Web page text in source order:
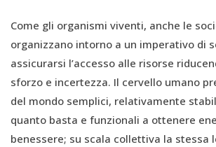
Come gli organismi viventi, anche le
organizzano intorno a un imperativo di
assicurarsi l’accesso alle risorse
sforzo e incertezza. Il cervello umano
del mondo semplici, relativamente
quanto basta e funzionali a ottenere
benessere; su scala collettiva la stessa